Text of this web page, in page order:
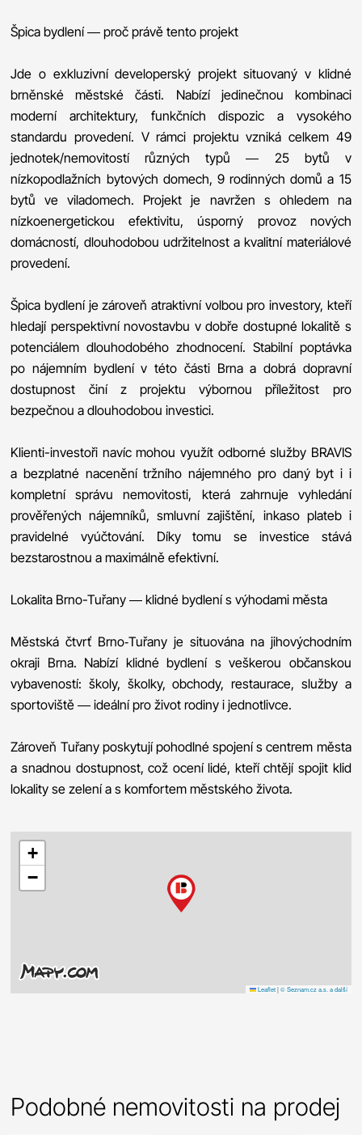
Špica bydlení — proč právě tento projekt
Jde o exkluzivní developerský projekt situovaný v klidné
brněnské městské části. Nabízí jedinečnou kombinaci
moderní architektury, funkčních dispozic a vysokého
standardu provedení. V rámci projektu vzniká celkem 49
jednotek/nemovitostí různých typů — 25 bytů v
nízkopodlažních bytových domech, 9 rodinných domů a 15
bytů ve viladomech. Projekt je navržen s ohledem na
nízkoenergetickou efektivitu, úsporný provoz nových
domácností, dlouhodobou udržitelnost a kvalitní materiálové
provedení.
Špica bydlení je zároveň atraktivní volbou pro investory, kteří
hledají perspektivní novostavbu v dobře dostupné lokalitě s
potenciálem dlouhodobého zhodnocení. Stabilní poptávka
po nájemním bydlení v této části Brna a dobrá dopravní
dostupnost činí z projektu výbornou příležitost pro
bezpečnou a dlouhodobou investici.
Klienti-investoři navíc mohou využít odborné služby BRAVIS
a bezplatné nacenění tržního nájemného pro daný byt i i
kompletní správu nemovitosti, která zahrnuje vyhledání
prověřených nájemníků, smluvní zajištění, inkaso plateb i
pravidelné vyúčtování. Díky tomu se investice stává
bezstarostnou a maximálně efektivní.
Lokalita Brno-Tuřany — klidné bydlení s výhodami města
Městská čtvrť Brno‑Tuřany je situována na jihovýchodním
okraji Brna. Nabízí klidné bydlení s veškerou občanskou
vybaveností: školy, školky, obchody, restaurace, služby a
sportoviště — ideální pro život rodiny i jednotlivce.
Zároveň Tuřany poskytují pohodlné spojení s centrem města
a snadnou dostupnost, což ocení lidé, kteří chtějí spojit klid
lokality se zelení a s komfortem městského života.
+
−
Leaflet | © Seznam.cz a.s. a další
Podobné nemovitosti na prodej